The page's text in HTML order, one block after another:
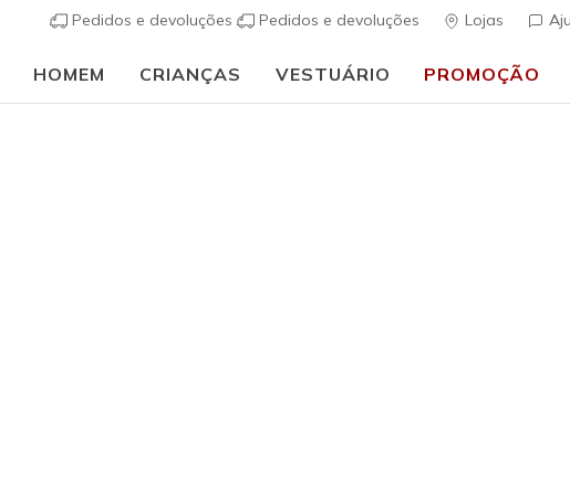
Pedidos e devoluções Pedidos e devoluções Lojas
HOMEM CRIANÇAS VESTUÁRIO PROMOÇÃO